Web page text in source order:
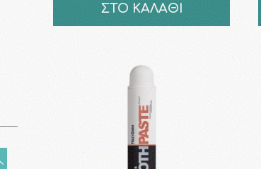
ΣΤΟ ΚΑΛΑΘΙ